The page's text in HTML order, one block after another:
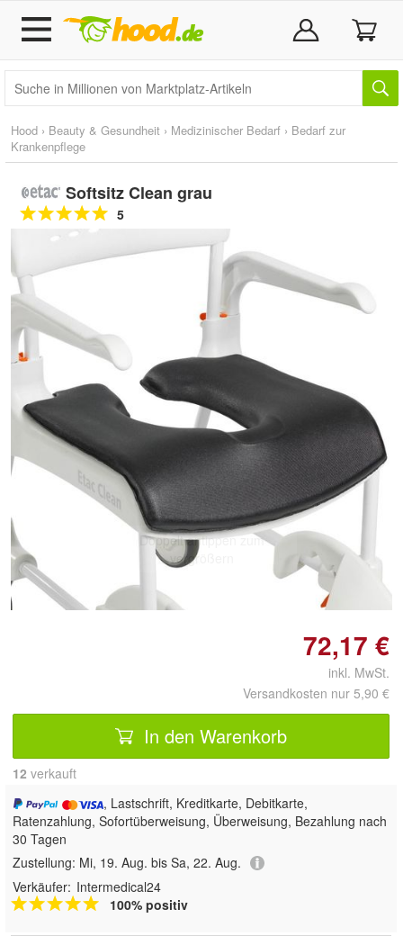
Hood › Beauty & Gesundheit › Medizinischer Bedarf › Bedarf zur
Krankenpflege
Softsitz Clean grau
5
Doppelt antippen zum
vergrößern
72,17 €
inkl. MwSt.
Versandkosten nur 5,90 €
In den Warenkorb
12 verkauft
, Lastschrift, Kreditkarte, Debitkarte,
Ratenzahlung, Sofortüberweisung, Überweisung, Bezahlung nach
30 Tagen
Zustellung: Mi, 19. Aug. bis Sa, 22. Aug.
Verkäufer: Intermedical24
100% positiv